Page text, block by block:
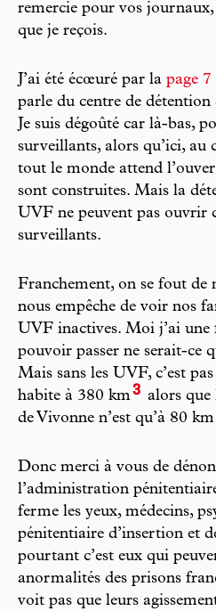
remercie pour vos journaux,
que je reçois.
J’ai été écœuré par la page 7
parle du centre de
Je suis dégoûté car là-bas,
surveillants, alors qu’ici, au
tout le monde attend
sont construites. Mais la
UVF ne peuvent pas ouvrir
surveillants.
Franchement, on se fout de
nous empêche de voir nos
UVF inactives. Moi j’ai
pouvoir passer ne serait-ce
Mais sans les UVF, c’est
habite à 380 km3 alors que
de Vivonne n’est qu’à 80
Donc merci à vous de
l’administration
ferme les yeux, médecins,
pénitentiaire d’insertion et
pourtant c’est eux qui
anormalités des prisons
voit pas que leurs